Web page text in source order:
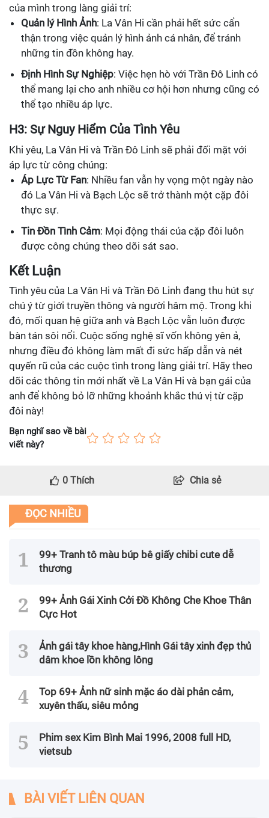
của mình trong làng giải trí:
Quản lý Hình Ảnh: La Vân Hi cần phải hết sức cẩn
thận trong việc quản lý hình ảnh cá nhân, để tránh
những tin đồn không hay.
Định Hình Sự Nghiệp: Việc hẹn hò với Trần Đô Linh có
thể mang lại cho anh nhiều cơ hội hơn nhưng cũng có
thể tạo nhiều áp lực.
H3: Sự Nguy Hiểm Của Tình Yêu
Khi yêu, La Vân Hi và Trần Đô Linh sẽ phải đối mặt với
áp lực từ công chúng:
Áp Lực Từ Fan: Nhiều fan vẫn hy vọng một ngày nào
đó La Vân Hi và Bạch Lộc sẽ trở thành một cặp đôi
thực sự.
Tin Đồn Tình Cảm: Mọi động thái của cặp đôi luôn
được công chúng theo dõi sát sao.
Kết Luận
Tình yêu của La Vân Hi và Trần Đô Linh đang thu hút sự
chú ý từ giới truyền thông và người hâm mộ. Trong khi
đó, mối quan hệ giữa anh và Bạch Lộc vẫn luôn được
bàn tán sôi nổi. Cuộc sống nghệ sĩ vốn không yên ả,
nhưng điều đó không làm mất đi sức hấp dẫn và nét
quyến rũ của các cuộc tình trong làng giải trí. Hãy theo
dõi các thông tin mới nhất về La Vân Hi và bạn gái của
anh để không bỏ lỡ những khoảnh khắc thú vị từ cặp
đôi này!
Bạn nghĩ sao về bài
viết này?
0 Thích Chia sẻ
ĐỌC NHIỀU
99+ Tranh tô màu búp bê giấy chibi cute dễ
thương
99+ Ảnh Gái Xinh Cởi Đồ Không Che Khoe Thân
Cực Hot
Ảnh gái tây khoe hàng,Hình Gái tây xinh đẹp thủ
dâm khoe lồn không lông
Top 69+ Ảnh nữ sinh mặc áo dài phản cảm,
xuyên thấu, siêu mỏng
Phim sex Kim Bình Mai 1996, 2008 full HD,
vietsub
BÀI VIẾT LIÊN QUAN